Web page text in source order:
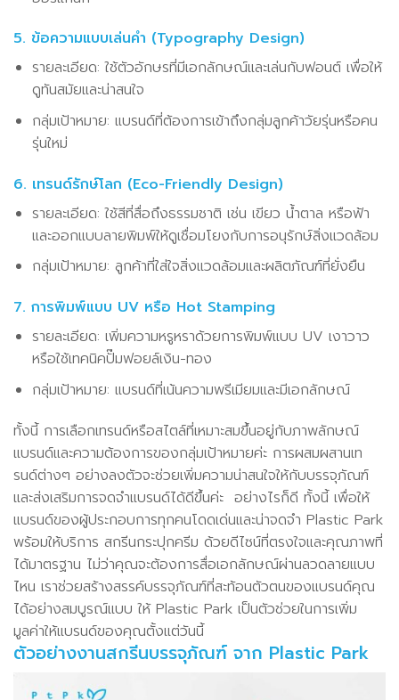
5. ข้อความแบบเล่นคำ (Typography Design)
รายละเอียด: ใช้ตัวอักษรที่มีเอกลักษณ์และเล่นกับฟอนต์ เพื่อให้
ดูทันสมัยและน่าสนใจ
กลุ่มเป้าหมาย: แบรนด์ที่ต้องการเข้าถึงกลุ่มลูกค้าวัยรุ่นหรือคน
รุ่นใหม่
6. เทรนด์รักษ์โลก (Eco-Friendly Design)
รายละเอียด: ใช้สีที่สื่อถึงธรรมชาติ เช่น เขียว น้ำตาล หรือฟ้า
และออกแบบลายพิมพ์ให้ดูเชื่อมโยงกับการอนุรักษ์สิ่งแวดล้อม
กลุ่มเป้าหมาย: ลูกค้าที่ใส่ใจสิ่งแวดล้อมและผลิตภัณฑ์ที่ยั่งยืน
7. การพิมพ์แบบ UV หรือ Hot Stamping
รายละเอียด: เพิ่มความหรูหราด้วยการพิมพ์แบบ UV เงาวาว
หรือใช้เทคนิคปั๊มฟอยล์เงิน-ทอง
กลุ่มเป้าหมาย: แบรนด์ที่เน้นความพรีเมียมและมีเอกลักษณ์
ทั้งนี้ การเลือกเทรนด์หรือสไตล์ที่เหมาะสมขึ้นอยู่กับภาพลักษณ์
แบรนด์และความต้องการของกลุ่มเป้าหมายค่ะ การผสมผสานเท
รนด์ต่างๆ อย่างลงตัวจะช่วยเพิ่มความน่าสนใจให้กับบรรจุภัณฑ์
และส่งเสริมการจดจำแบรนด์ได้ดีขึ้นค่ะ อย่างไรก็ดี ทั้งนี้ เพื่อให้
แบรนด์ของผู้ประกอบการทุกคนโดดเด่นและน่าจดจำ Plastic Park
พร้อมให้บริการ สกรีนกระปุกครีม ด้วยดีไซน์ที่ตรงใจและคุณภาพที่
ได้มาตรฐาน ไม่ว่าคุณจะต้องการสื่อเอกลักษณ์ผ่านลวดลายแบบ
ไหน เราช่วยสร้างสรรค์บรรจุภัณฑ์ที่สะท้อนตัวตนของแบรนด์คุณ
ได้อย่างสมบูรณ์แบบ ให้ Plastic Park เป็นตัวช่วยในการเพิ่ม
มูลค่าให้แบรนด์ของคุณตั้งแต่วันนี้
ตัวอย่างงานสกรีนบรรจุภัณฑ์ จาก Plastic Park